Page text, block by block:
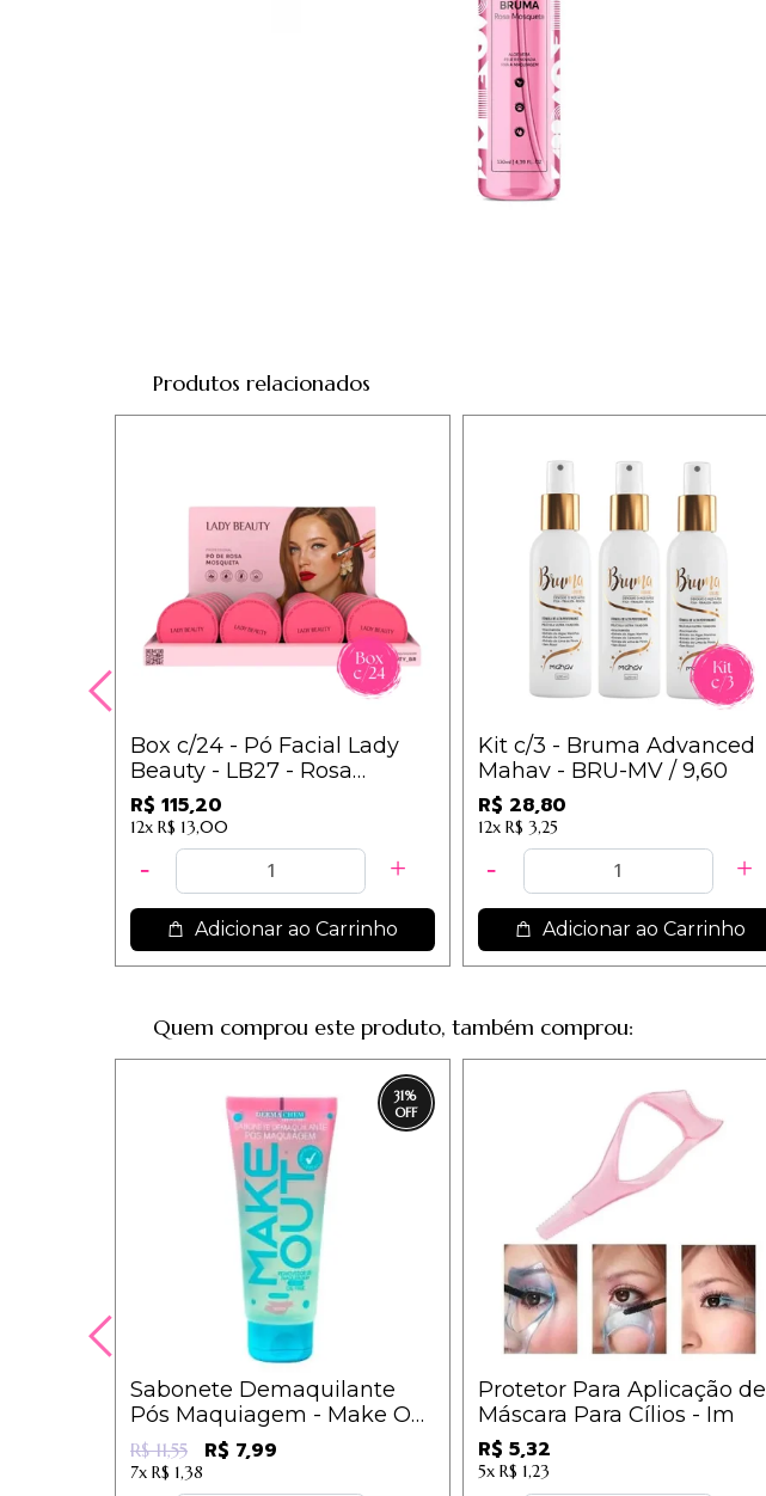
Produtos relacionados
Box c/24 - Pó Facial Lady
Beauty - LB27 - Rosa
Mosqueta / 4,80
R$ 115,20
12x R$ 13,00
Adicionar ao Carrinho
Kit c/3 - Bruma Advanced
Mahav - BRU-MV / 9,60
R$ 28,80
12x R$ 3,25
Adicionar ao Carrinho
Quem comprou este produto, também comprou:
31%
Sabonete Demaquilante
Pós Maquiagem - Make Out
- Dermachem
R$ 11,55 R$ 7,99
7x R$ 1,38
Protetor Para Aplicação de
Máscara Para Cílios - Im
R$ 5,32
5x R$ 1,23